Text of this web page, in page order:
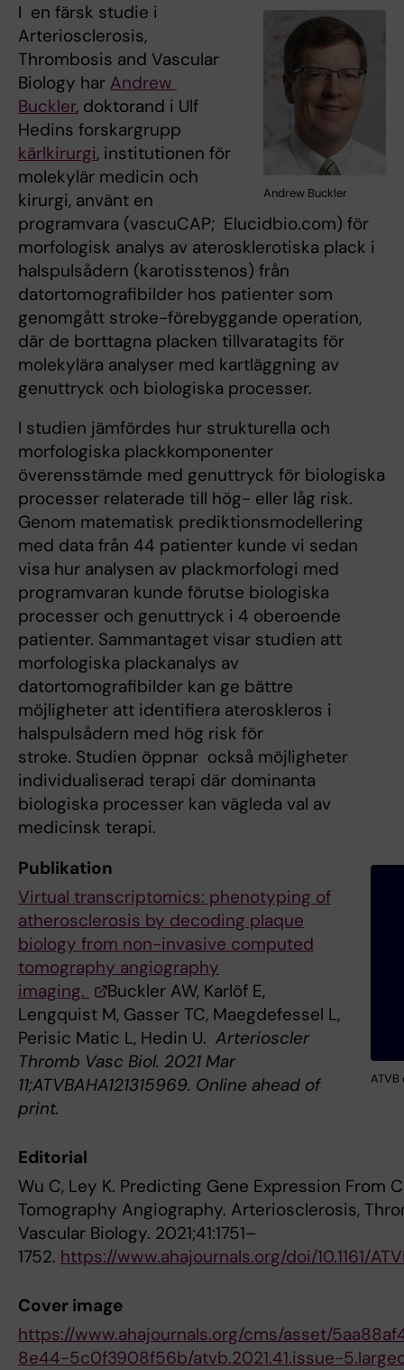
Andrew Buckler
I en färsk studie i
Arteriosclerosis,
Thrombosis and Vascular
Biology har Andrew
Buckler, doktorand i Ulf
Hedins forskargrupp
kärlkirurgi, institutionen för
molekylär medicin och
kirurgi, använt en
programvara (vascuCAP; Elucidbio.com) för
morfologisk analys av aterosklerotiska plack i
halspulsådern (karotisstenos) från
datortomografibilder hos patienter som
genomgått stroke-förebyggande operation,
där de borttagna placken tillvaratagits för
molekylära analyser med kartläggning av
genuttryck och biologiska processer.
I studien jämfördes hur strukturella och
morfologiska plackkomponenter
överensstämde med genuttryck för biologiska
processer relaterade till hög- eller låg risk.
Genom matematisk prediktionsmodellering
med data från 44 patienter kunde vi sedan
visa hur analysen av plackmorfologi med
programvaran kunde förutse biologiska
processer och genuttryck i 4 oberoende
patienter. Sammantaget visar studien att
morfologiska plackanalys av
datortomografibilder kan ge bättre
möjligheter att identifiera ateroskleros i
halspulsådern med hög risk för
stroke. Studien öppnar också möjligheter
individualiserad terapi där dominanta
biologiska processer kan vägleda val av
medicinsk terapi.
Publikation
Virtual transcriptomics: phenotyping of
atherosclerosis by decoding plaque
biology from non-invasive computed
tomography angiography
imaging.
Buckler AW, Karlöf E,
Lengquist M, Gasser TC, Maegdefessel L,
Perisic Matic L, Hedin U. Arterioscler
Thromb Vasc Biol. 2021 Mar
11;ATVBAHA121315969. Online ahead of
print.
Editorial
Wu C, Ley K. Predicting Gene Expression From
Tomography Angiography. Arteriosclerosis,
Vascular Biology. 2021;41:1751–
1752. https://www.ahajournals.org/doi/10.1161/
Cover image
https://www.ahajournals.org/cms/asset/
8e44-5c0f3908f56b/atvb.2021.41.issue-